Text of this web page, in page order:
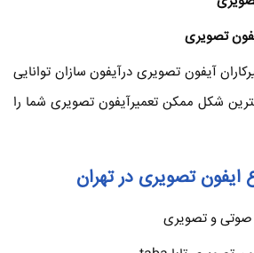
تصویری
آیفون تصویری درآیفون سازان توانایی
شکل ممکن تعمیرآیفون تصویری شما را
تصویری در تهران
صوتی و تصویری